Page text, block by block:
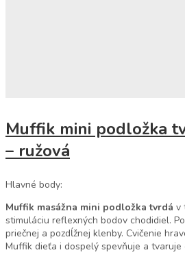
Muffik mini podložka
– ružová
Hlavné body:
Muffik masážna mini podložka tvrdá v
stimuláciu reflexných bodov chodidiel.
priečnej a pozdĺžnej klenby. Cvičenie
Muffik dieťa i dospelý spevňuje a tvaruje